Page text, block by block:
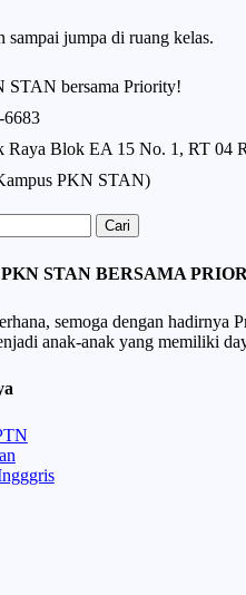
sampai jumpa di ruang kelas.
STAN bersama Priority!
6683
Raya Blok EA 15 No. 1, RT 04
PKN STAN)
STAN BERSAMA
semoga dengan hadirnya
anak-anak yang memiliki